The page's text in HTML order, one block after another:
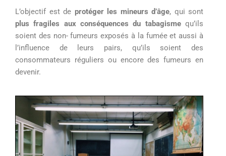
L’objectif est de protéger les mineurs d’âge, qui sont
plus fragiles aux conséquences du tabagismequ’ils
soient des non-fumeursexposés à lafumée et aussi à
l’influence de leurs pairs, qu’ils soient des
consommateurs réguliers ou encore des fumeurs en
devenir.